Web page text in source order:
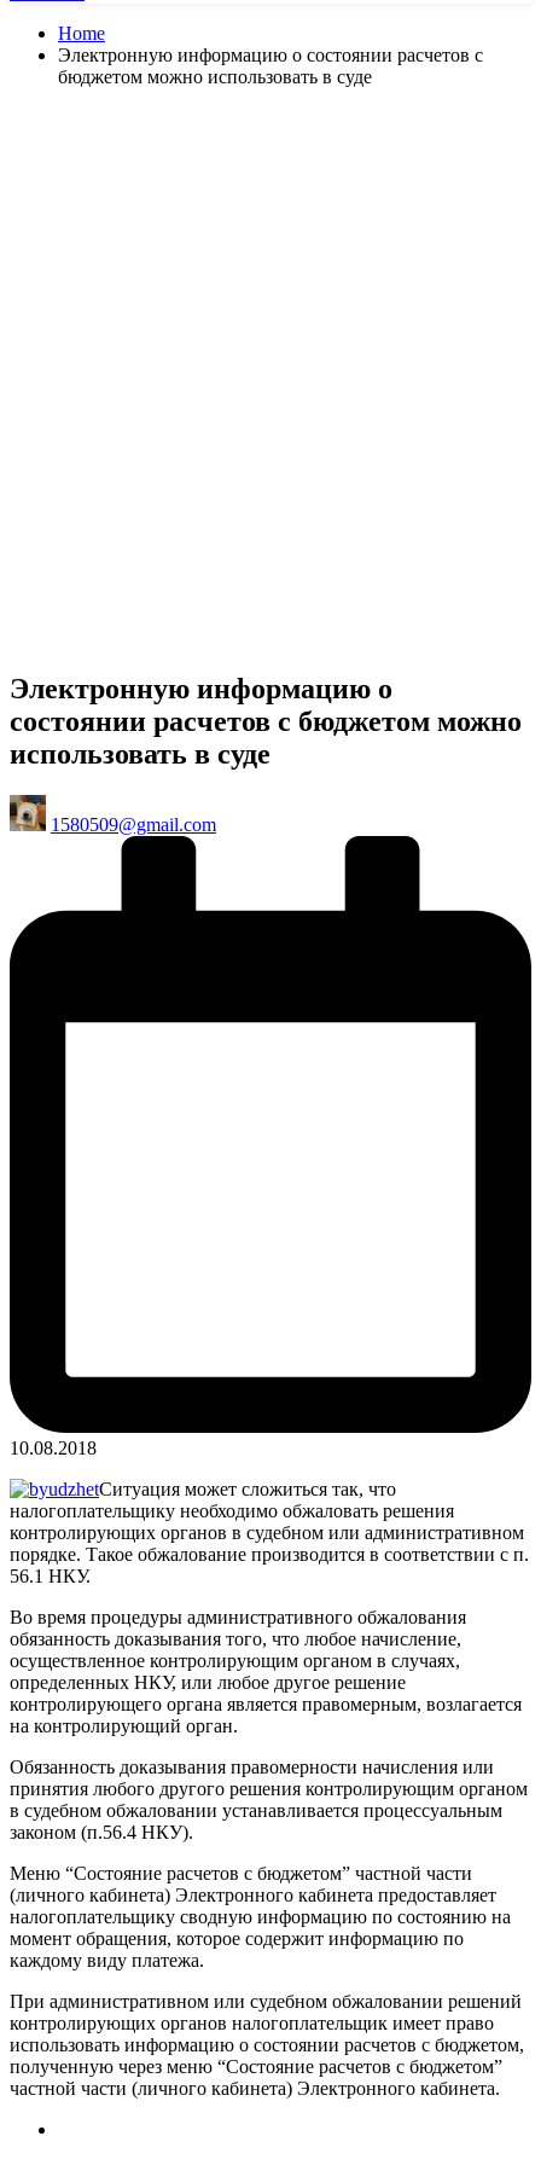
Home
Электронную информацию о состоянии расчетов с
бюджетом можно использовать в суде
Электронную информацию о
состоянии расчетов с бюджетом можно
использовать в суде
Posted
by
1580509@gmail.com
10.08.2018
Ситуация может сложиться так, что
налогоплательщику необходимо обжаловать решения
контролирующих органов в судебном или административном
порядке. Такое обжалование производится в соответствии с п.
56.1 НКУ.
Во время процедуры административного обжалования
обязанность доказывания того, что любое начисление,
осуществленное контролирующим органом в случаях,
определенных НКУ, или любое другое решение
контролирующего органа является правомерным, возлагается
на контролирующий орган.
Обязанность доказывания правомерности начисления или
принятия любого другого решения контролирующим органом
в судебном обжаловании устанавливается процессуальным
законом (п.56.4 НКУ).
Меню “Состояние расчетов с бюджетом” частной части
(личного кабинета) Электронного кабинета предоставляет
налогоплательщику сводную информацию по состоянию на
момент обращения, которое содержит информацию по
каждому виду платежа.
При административном или судебном обжаловании решений
контролирующих органов налогоплательщик имеет право
использовать информацию о состоянии расчетов с бюджетом,
полученную через меню “Состояние расчетов с бюджетом”
частной части (личного кабинета) Электронного кабинета.